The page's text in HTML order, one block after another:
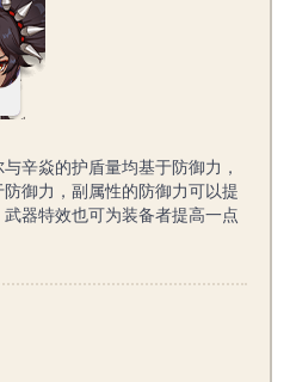
辛焱的护盾量均基于防御力，
御力，副属性的防御力可以提
器特效也可为装备者提高一点